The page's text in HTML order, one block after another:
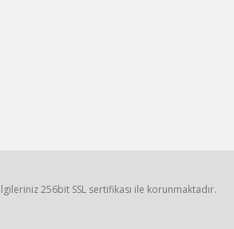
256bit SSL sertifikası ile korunmaktadır.